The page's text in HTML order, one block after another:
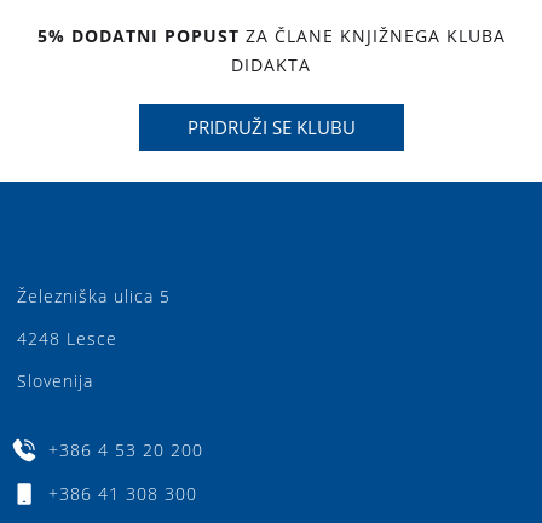
5% DODATNI POPUST ZA ČLANE KNJIŽNEGA KLUBA
DIDAKTA
PRIDRUŽI SE KLUBU
Železniška ulica 5
4248 Lesce
Slovenija
+386 4 53 20 200
+386 41 308 300